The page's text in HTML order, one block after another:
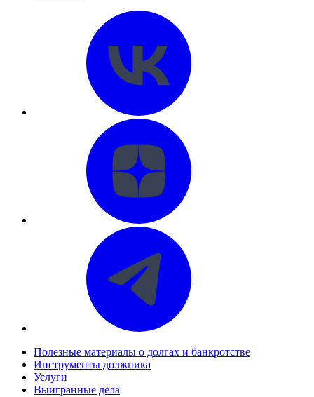
Полезные материалы о долгах и банкротстве
Инструменты должника
Услуги
Выигранные дела